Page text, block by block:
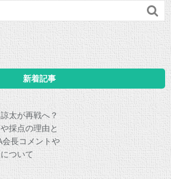

新着記事
太が再戦へ？
採点の理由と
会長コメントや
ついて